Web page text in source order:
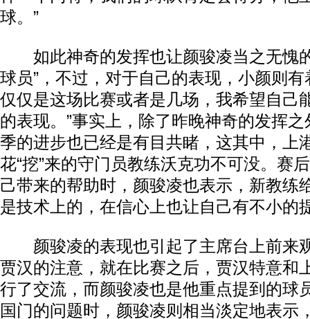
球。”
如此神奇的发挥也让颜骏凌当之无愧
球员”，不过，对于自己的表现，小颜则有
仅仅是这场比赛或者是几场，我希望自己
的表现。”事实上，除了昨晚神奇的发挥
季的进步也已经是有目共睹，这其中，上
花“挖”来的守门员教练沃克功不可没。赛
己带来的帮助时，颜骏凌也表示，新教练
是技术上的，在信心上也让自己有不小的
颜骏凌的表现也引起了主席台上前来
贾汉的注意，就在比赛之后，贾汉特意和
行了交流，而颜骏凌也是他重点提到的球
国门的问题时，颜骏凌则相当淡定地表示